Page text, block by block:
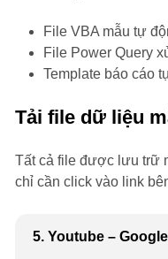
File VBA mẫu tự
File Power Query
Template báo cáo
Tải file dữ liệu
Tất cả file được lưu trữ
chỉ cần click vào link
5. Youtube –